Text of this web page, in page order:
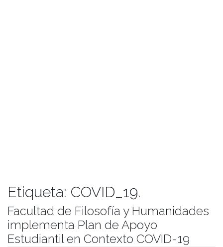
Etiqueta: COVID_19.
Facultad de Filosofía y Humanidades
implementa Plan de Apoyo
Estudiantil en Contexto COVID-19